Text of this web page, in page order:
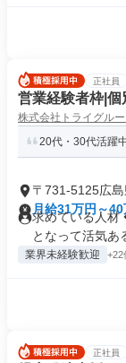
正社員
営業経験者枠|
株式会社トライグル
20代・30代活躍
〒731-5125広
月給31万円～40
求めている人
となって活気あ
業界未経験歓迎 +22
正社員